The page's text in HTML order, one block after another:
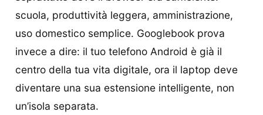
scuola, produttività leggera, amministrazione,
uso domestico semplice. Googlebook prova
invece a dire: il tuo telefono Android è già il
centro della tua vita digitale, ora il laptop deve
diventare una sua estensione intelligente, non
un’isola separata.